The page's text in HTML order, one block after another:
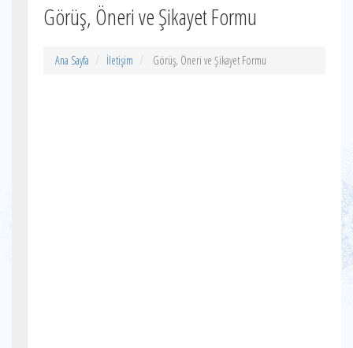
Görüş, Öneri ve Şikayet Formu
Ana Sayfa İletişim Görüş, Öneri ve Şikayet Formu